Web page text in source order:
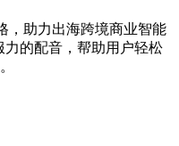
，助力出海跨境商业智能
力的配音，帮助用户轻松